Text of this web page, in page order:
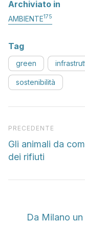
Archiviato in
AMBIENTE175
Tag
green
sostenibilità
Articolo precedente
PRECEDENTE
Gli animali da
dei rifiuti
Da Milano